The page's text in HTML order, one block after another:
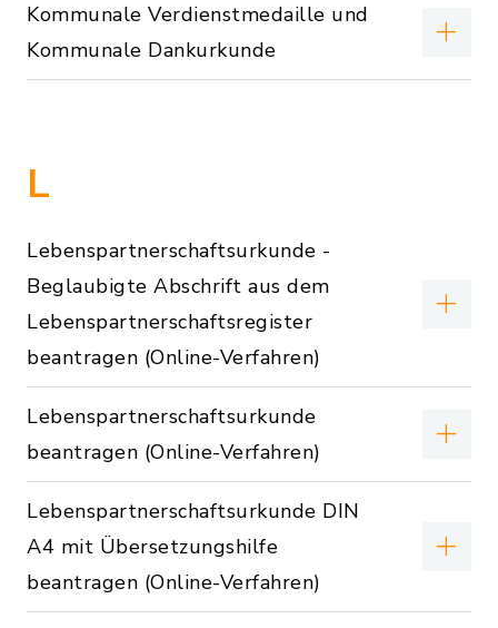
Kommunale Verdienstmedaille und
Kommunale Dankurkunde
L
Lebenspartnerschaftsurkunde -
Beglaubigte Abschrift aus dem
Lebenspartnerschaftsregister
beantragen (Online-Verfahren)
Lebenspartnerschaftsurkunde
beantragen (Online-Verfahren)
Lebenspartnerschaftsurkunde DIN
A4 mit Übersetzungshilfe
beantragen (Online-Verfahren)